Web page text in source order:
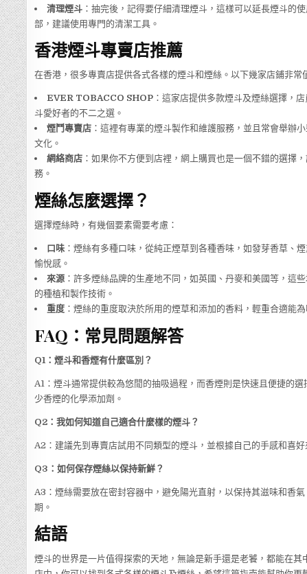
清理煙斗：抽完後，記得要仔細清理煙斗，這樣可以延長煙斗的
部，建議使用專門的清潔工具。
香港煙斗專賣店推薦
在香港，很多專賣店提供各式各樣的煙斗和煙絲。以下幾家店鋪非常
EVER TOBACCO SHOP：這家店提供多款煙斗及煙絲選擇，
斗愛好者的不二之選。
煙鬥專賣店：這裡有專業的煙斗製作和維護服務，並且常會舉辦
文化。
網絡商店：如果你不方便到店裡，網上購買也是一個不錯的選擇
務。
煙絲怎麼選擇？
選擇煙絲時，有幾個要素需要考慮：
口味：煙絲有多種口味，從純正煙草到各種香味，如發芽香草、
愉悅感。
來源：許多煙絲品牌的生產地不同，如英國、丹麥和美國等，這
的種植和製作技術。
重度：煙絲的重度取決於所用的煙草和添加的香料，輕重合適能
FAQ：常見問題解答
Q1：煙斗和香煙有什麼區別？
A1：煙斗通常提供較為悠閒的抽吸過程，而香煙則是快速且便捷的
少香煙的化學添加劑。
Q2：我如何知道自己適合什麼樣的煙斗？
A2：建議先到專賣店試用不同類型的煙斗，並根據自己的手感和喜
Q3：如何保存煙絲以保持新鮮？
A3：煙絲需要放在密封容器中，避免陽光直射，以保持其滋味和香
期。
結語
煙斗的世界是一片值得探索的天地，無論是新手還是老饕，都能在